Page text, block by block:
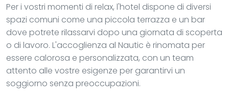
Per i vostri momenti di relax, l'hotel dispone di diversi
spazi comuni come una piccola terrazza e un bar
dove potrete rilassarvi dopo una giornata di scoperta
o di lavoro. L'accoglienza al Nautic è rinomata per
essere calorosa e personalizzata, con un team
attento alle vostre esigenze per garantirvi un
soggiorno senza preoccupazioni.